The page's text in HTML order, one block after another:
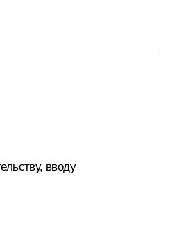
вводу